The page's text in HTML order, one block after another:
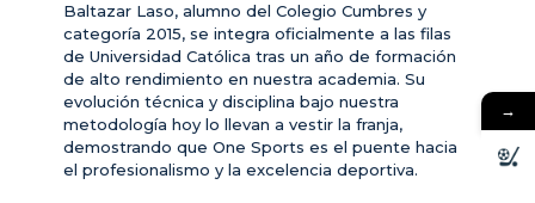
Baltazar Laso, alumno del Colegio Cumbres y
categoría 2015, se integra oficialmente a las filas
de Universidad Católica tras un año de formación
de alto rendimiento en nuestra academia. Su
evolución técnica y disciplina bajo nuestra
metodología hoy lo llevan a vestir la franja,
demostrando que One Sports es el puente hacia
el profesionalismo y la excelencia deportiva.
→